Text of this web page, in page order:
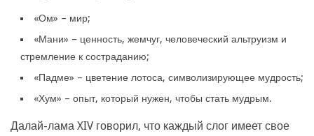
«Ом» – мир;
«Мани» – ценность, жемчуг, человеческий альтруизм и
стремление к состраданию;
«Падме» – цветение лотоса, символизирующее мудрость;
«Хум» – опыт, который нужен, чтобы стать мудрым.
Далай-лама XIV говорил, что каждый слог имеет свое